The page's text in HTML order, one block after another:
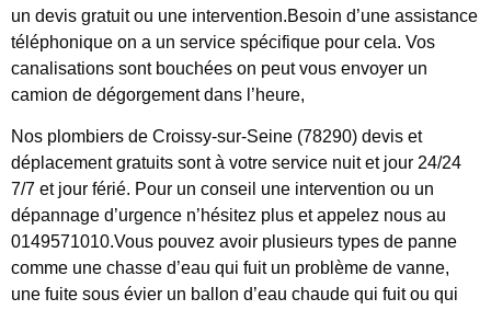
un devis gratuit ou une intervention.Besoin d’une assistance
téléphonique on a un service spécifique pour cela. Vos
canalisations sont bouchées on peut vous envoyer un
camion de dégorgement dans l’heure,
Nos plombiers de Croissy-sur-Seine (78290) devis et
déplacement gratuits sont à votre service nuit et jour 24/24
7/7 et jour férié. Pour un conseil une intervention ou un
dépannage d’urgence n’hésitez plus et appelez nous au
0149571010.Vous pouvez avoir plusieurs types de panne
comme une chasse d’eau qui fuit un problème de vanne,
une fuite sous évier un ballon d’eau chaude qui fuit ou qui